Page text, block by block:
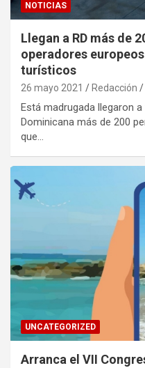
NOTICIAS
Llegan a RD más de
operadores
turísticos
26 mayo 2021 Redacción
Está madrugada llegaron
Dominicana más de 200
que…
UNCATEGORIZED
Arranca el VII